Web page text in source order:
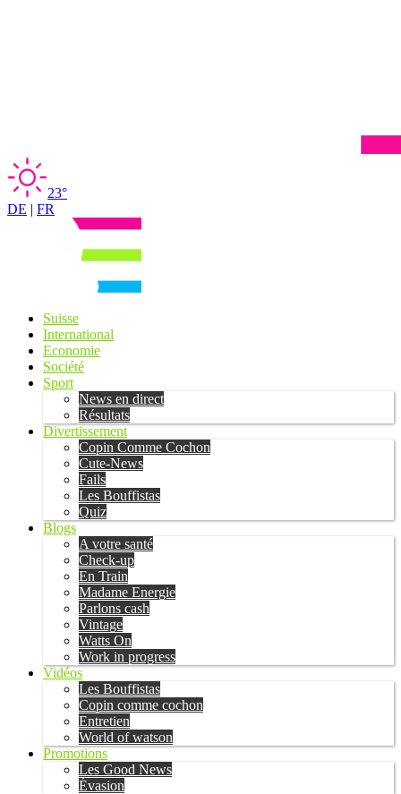
23°
DE | FR
Suisse
International
Economie
Société
Sport
News en direct
Résultats
Divertissement
Copin Comme Cochon
Cute-News
Fails
Les Bouffistas
Quiz
Blogs
A votre santé
Check-up
En Train
Madame Energie
Parlons cash
Vintage
Watts On
Work in progress
Vidéos
Les Bouffistas
Copin comme cochon
Entretien
World of watson
Promotions
Les Good News
Évasion